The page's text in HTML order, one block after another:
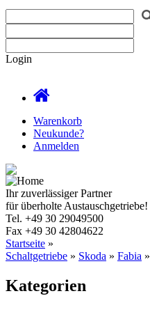
Login
Warenkorb
Neukunde?
Anmelden
Ihr zuverlässiger Partner
für überholte Austauschgetriebe!
Tel. +49 30 29049500
Fax +49 30 42804622
Startseite »
Schaltgetriebe » Skoda » Fabia »
Kategorien